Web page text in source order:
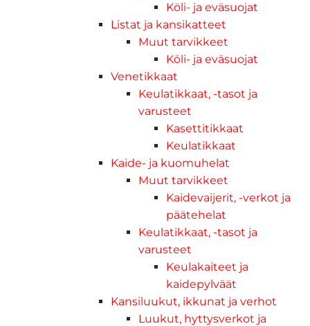
Köli- ja eväsuojat
Listat ja kansikatteet
Muut tarvikkeet
Köli- ja eväsuojat
Venetikkaat
Keulatikkaat, -tasot ja
varusteet
Kasettitikkaat
Keulatikkaat
Kaide- ja kuomuhelat
Muut tarvikkeet
Kaidevaijerit, -verkot ja
päätehelat
Keulatikkaat, -tasot ja
varusteet
Keulakaiteet ja
kaidepylväät
Kansiluukut, ikkunat ja verhot
Luukut, hyttysverkot ja